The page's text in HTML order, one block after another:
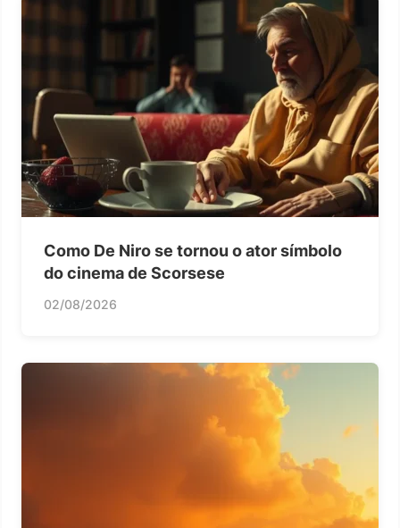
Como De Niro se tornou o ator símbolo
do cinema de Scorsese
02/08/2026